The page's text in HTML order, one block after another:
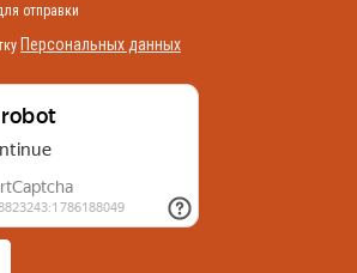
отправки
Персональных данных